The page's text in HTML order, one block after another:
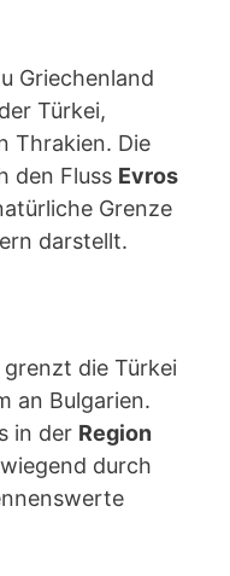
Griechenland
Türkei,
Thrakien. Die
den Fluss Evros
Grenze
darstellt.
die Türkei
an Bulgarien.
in der Region
durch